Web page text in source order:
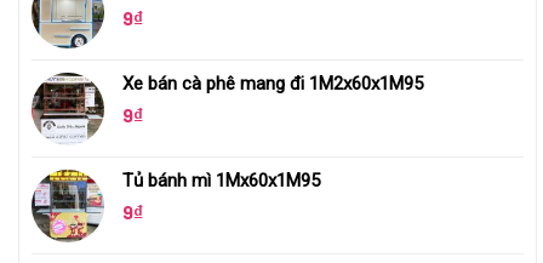
9₫
Xe bán cà phê mang đi 1M2x60x1M95
9₫
Tủ bánh mì 1Mx60x1M95
9₫